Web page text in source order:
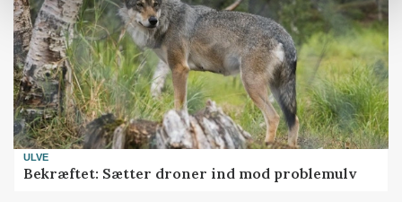
ULVE
Bekræftet: Sætter droner ind mod problemulv